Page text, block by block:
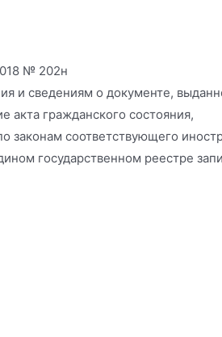
№ 202н
и сведениям о документе,
акта гражданского состояния,
законам соответствующего
государственном реестре